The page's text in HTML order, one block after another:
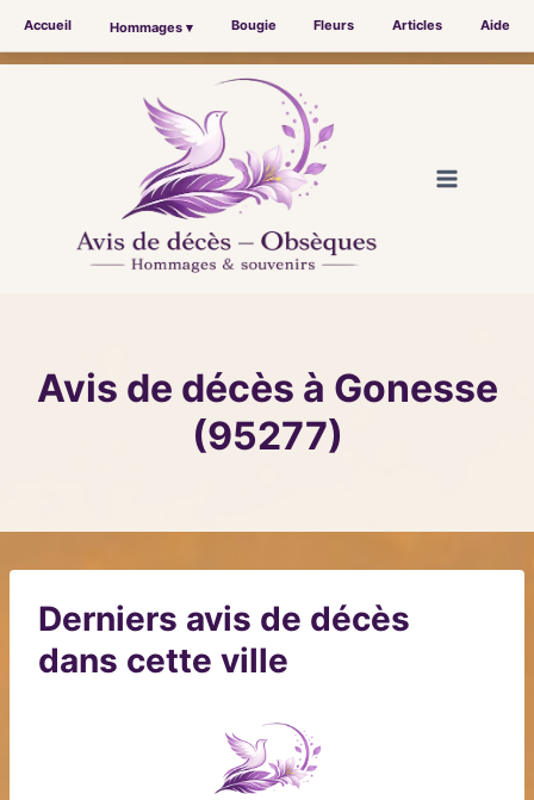
Accueil Hommages ▾ Bougie Fleurs Articles Aide
Avis de décès à Gonesse
(95277)
Derniers avis de décès
dans cette ville